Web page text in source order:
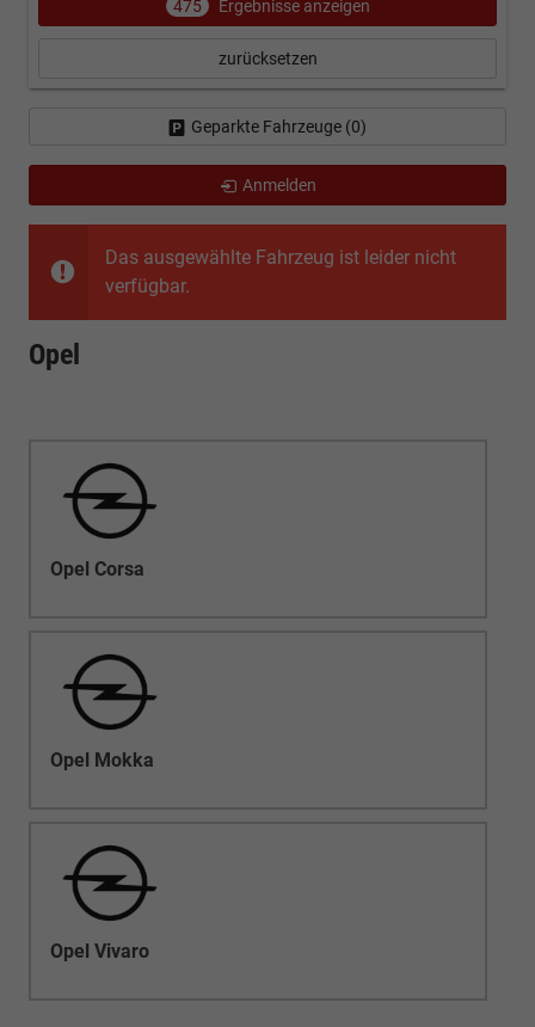
Das ausgewählte Fahrzeug ist leider nicht
verfügbar.
Opel
Opel Corsa
Opel Mokka
Opel Vivaro
475 Ergebnisse anzeigen
zurücksetzen
Geparkte Fahrzeuge (0)
Anmelden